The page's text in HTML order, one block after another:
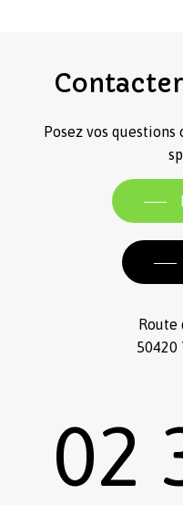
Contacter
Posez vos questions
Route
50420
02